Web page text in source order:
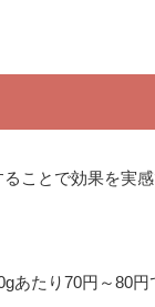
ことで効果を実感
あたり70円～80